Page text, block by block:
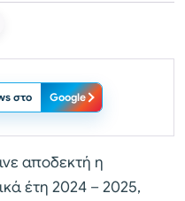
στο Google
αποδεκτή η
έτη 2024 – 2025,